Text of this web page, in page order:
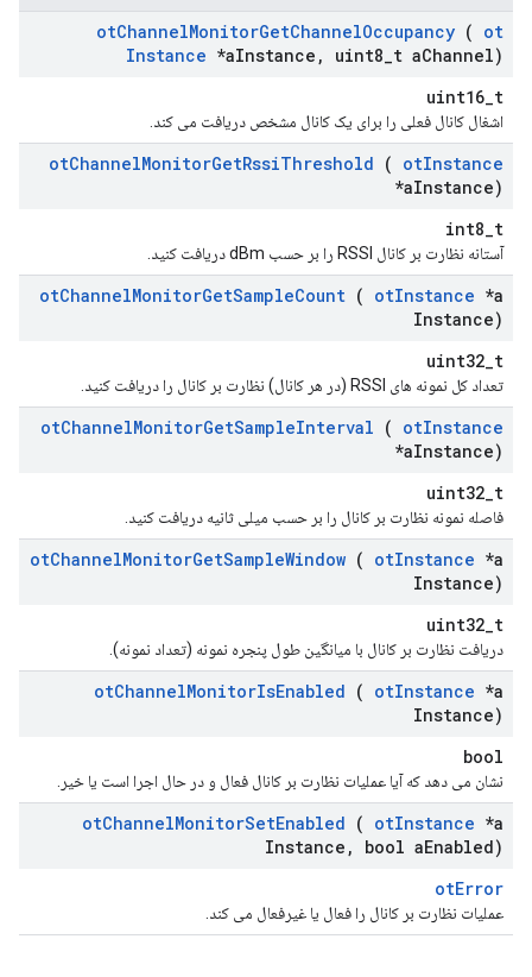
otChannelMonitorGetChannelOccupancy ( ot
Instance *aInstance , uint8 t aChannel)
uint16_t
اشغال کانال فعلی را برای یک کانال مشخص دریافت می کند.
otChannelMonitorGetRssiThreshold ( otInstance
*aInstance)
int8_t
آستانه نظارت بر کانال RSSI را بر حسب dBm دریافت کنید.
otChannelMonitorGetSampleCount ( otInstance *a
Instance)
uint32_t
تعداد کل نمونه های RSSI (در هر کانال) نظارت بر کانال را دریافت کنید.
otChannelMonitorGetSampleInterval ( otInstance
*aInstance)
uint32_t
فاصله نمونه نظارت بر کانال را بر حسب میلی ثانیه دریافت کنید.
otChannelMonitorGetSampleWindow ( otInstance *a
Instance)
uint32_t
دریافت نظارت بر کانال با میانگین طول پنجره نمونه (تعداد نمونه).
otChannelMonitorIsEnabled ( otInstance *a
Instance)
bool
نشان می دهد که آیا عملیات نظارت بر کانال فعال و در حال اجرا است یا خیر.
otChannelMonitorSetEnabled ( otInstance *a
Instance , bool aEnabled)
otError
عملیات نظارت بر کانال را فعال یا غیرفعال می کند.